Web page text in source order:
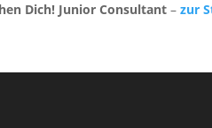
Dich! Junior Consultant – zur